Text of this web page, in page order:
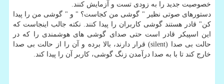
خصوصیت جدید را به زودی تست و آزمایش كنند.
دستورهای صوتی نظیر " گوشی من كجاست؟ " و " گوشی من را پیدا
كن" قادر هستند گوشی كاربران را پیدا كنند. نكته جالب اینجاست كه
این اسپیكر قادر است حتی صدای گوشی های هوشمندی را كه در
حالت بی صدا (silent) قرار دارند، بالا برده و آن را از حالت بی صدا
خارج كند تا با به صدا درآمدن زنگ گوشی، كاربر آن را پیدا كند.